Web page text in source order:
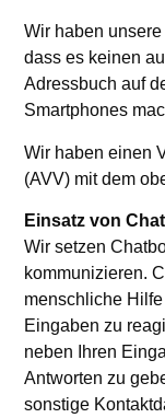
Wir haben
dass es keinen
Adressbuch auf
Smartphones
Wir haben einen
(AVV) mit dem
Einsatz von
Wir setzen
kommunizieren.
menschliche
Eingaben zu
neben Ihren
Antworten zu
sonstige